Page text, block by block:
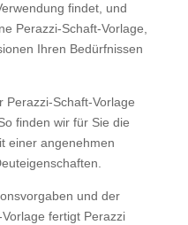
findet, und
Perazzi-Schaft-Vorlage,
Ihren Bedürfnissen
Perazzi-Schaft-Vorlage
finden wir für Sie die
einer angenehmen
und der
fertigt Perazzi